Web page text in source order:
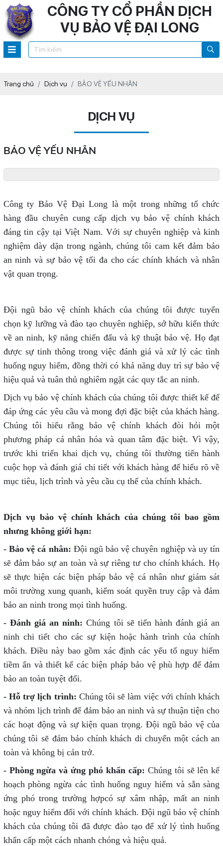
CÔNG TY CỔ PHẦN DỊCH
VỤ BẢO VỆ ĐẠI LONG
Trang chủ Dịch vụ BẢO VỆ YẾU NHÂN
DỊCH VỤ
BẢO VỆ YẾU NHÂN
Công ty Bảo Vệ Đại Long là một trong những tổ chức
hàng đầu chuyên cung cấp dịch vụ bảo vệ chính khách
đáng tin cậy tại Việt Nam. Với sự chuyên nghiệp và kinh
nghiệm dày dặn trong ngành, chúng tôi cam kết đảm bảo
an ninh và sự bảo vệ tối đa cho các chính khách và nhân
vật quan trọng.
Đội ngũ bảo vệ chính khách của chúng tôi được tuyển
chọn kỹ lưỡng và đào tạo chuyên nghiệp, sở hữu kiến thức
về an ninh, kỹ năng chiến đấu và kỹ thuật bảo vệ. Họ đạt
được sự tinh thông trong việc đánh giá và xử lý các tình
huống nguy hiểm, đồng thời có khả năng duy trì sự bảo vệ
hiệu quả và tuân thủ nghiêm ngặt các quy tắc an ninh.
Dịch vụ bảo vệ chính khách của chúng tôi được thiết kế để
đáp ứng các yêu cầu và mong đợi đặc biệt của khách hàng.
Chúng tôi hiểu rằng bảo vệ chính khách đòi hỏi một
phương pháp cá nhân hóa và quan tâm đặc biệt. Vì vậy,
trước khi triển khai dịch vụ, chúng tôi thường tiến hành
cuộc họp và đánh giá chi tiết với khách hàng để hiểu rõ về
mục tiêu, lịch trình và yêu cầu cụ thể của chính khách.
Dịch vụ bảo vệ chính khách của chúng tôi bao gồm
nhưng không giới hạn:
- Bảo vệ cá nhân: Đội ngũ bảo vệ chuyên nghiệp và uy tín
sẽ đảm bảo sự an toàn và sự riêng tư cho chính khách. Họ
sẽ thực hiện các biện pháp bảo vệ cá nhân như giám sát
môi trường xung quanh, kiểm soát quyền truy cập và đảm
bảo an ninh trong mọi tình huống.
- Đánh giá an ninh:Chúng tôi sẽ tiến hành đánh giá an
ninh chi tiết cho các sự kiện hoặc hành trình của chính
khách. Điều này bao gồm xác định các yếu tố nguy hiểm
tiềm ẩn và thiết kế các biện pháp bảo vệ phù hợp để đảm
bảo an toàn tuyệt đối.
- Hỗ trợ lịch trình: Chúng tôi sẽ làm việc với chính khách
và nhóm lịch trình để đảm bảo an ninh và sự thuận tiện cho
các hoạt động và sự kiện quan trọng. Đội ngũ bảo vệ của
chúng tôi sẽ đảm bảo chính khách di chuyển một cách an
toàn và không bị cản trở.
- Phòng ngừa và ứng phó khẩn cấp: Chúng tôi sẽ lên kế
hoạch phòng ngừa các tình huống nguy hiểm và sẵn sàng
ứng phó trong trường hợpcó sự xâm nhập, mất an ninh
hoặc nguy hiểm đối với chính khách. Đội ngũ bảo vệ chính
khách của chúng tôi đã được đào tạo để xử lý tình huống
khẩn cấp một cách nhanh chóng và hiệu quả.